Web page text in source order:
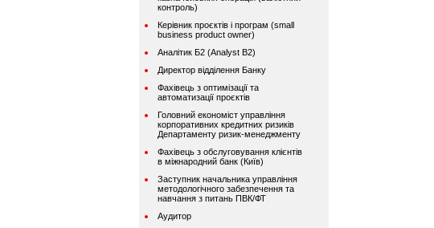
контроль)
Керівник проєктів і програм (small
business product owner)
Аналітик Б2 (Analyst B2)
Директор відділення Банку
Фахівець з оптимізації та
автоматизації проєктів
Головний економіст управління
корпоративних кредитних ризиків
Департаменту ризик-менеджменту
Фахівець з обслуговування клієнтів
в міжнародний банк (Київ)
Заступник начальника управління
методологічного забезпечення та
навчання з питань ПВК/ФТ
Аудитор